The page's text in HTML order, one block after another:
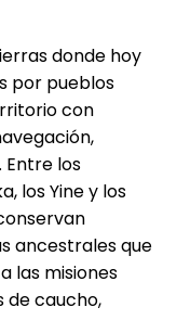
donde hoy
por pueblos
con
los
los Yine y los
ancestrales que
las misiones
de caucho,